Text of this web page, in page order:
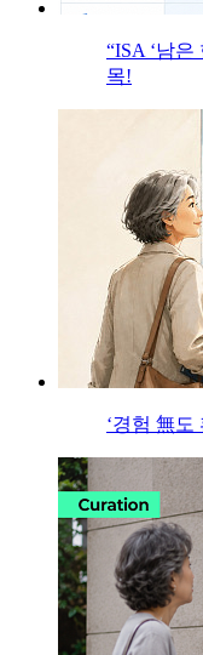
“ISA ‘남
목!
‘경험 無도